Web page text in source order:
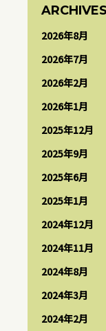
ARCHIVES
2026年8月
2026年7月
2026年2月
2026年1月
2025年12月
2025年9月
2025年6月
2025年1月
2024年12月
2024年11月
2024年8月
2024年3月
2024年2月